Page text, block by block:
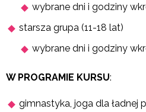
wybrane dni i godziny
starsza grupa (11-18 lat)
wybrane dni i godziny
W PROGRAMIE KURSU:
gimnastyka, joga dla ładnej